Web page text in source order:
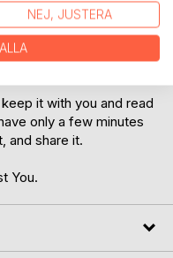
important task is still
lessons and apply
to bring out your
it with you and read
only a few minutes
and share it.
You.
NEJ, JUSTERA